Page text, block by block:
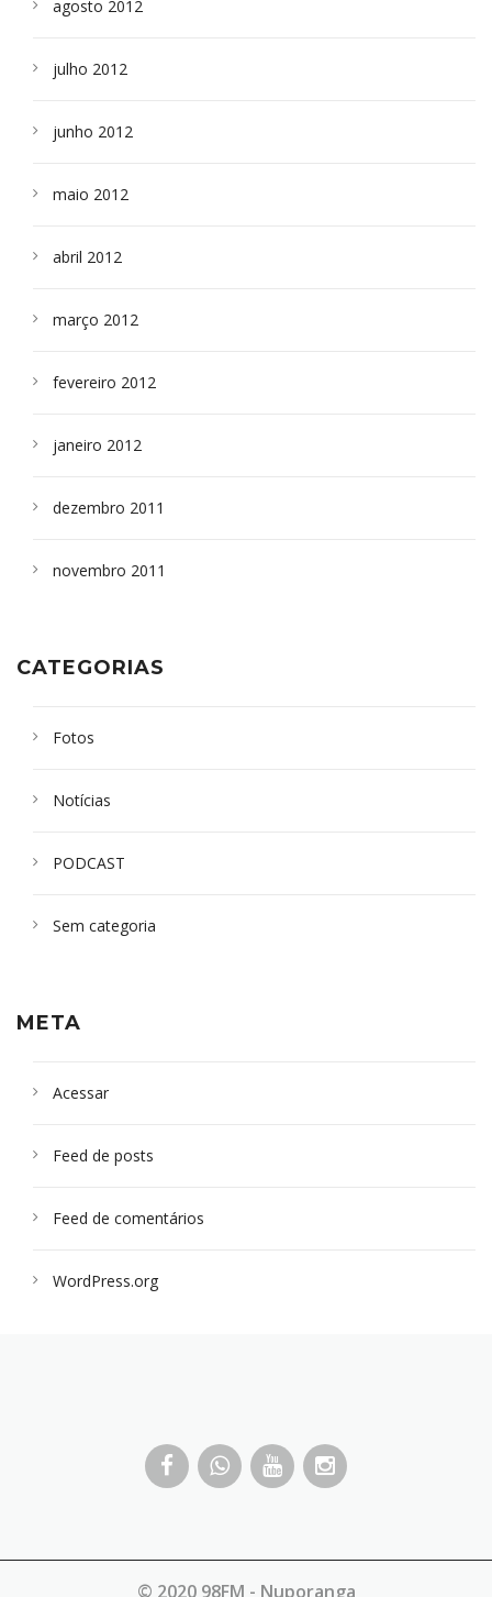
agosto 2012
julho 2012
junho 2012
maio 2012
abril 2012
março 2012
fevereiro 2012
janeiro 2012
dezembro 2011
novembro 2011
CATEGORIAS
Fotos
Notícias
PODCAST
Sem categoria
META
Acessar
Feed de posts
Feed de comentários
WordPress.org
© 2020 98FM - Nuporanga